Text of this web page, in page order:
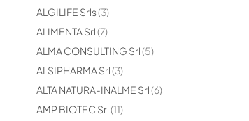
ALGILIFE Srls 3
elementi
ALIMENTA Srl 7
elementi
ALMA CONSULTING Srl 5
elementi
ALSIPHARMA Srl 3
elementi
ALTA NATURA-INALME Srl 6
elementi
AMP BIOTEC Srl 11
elementi